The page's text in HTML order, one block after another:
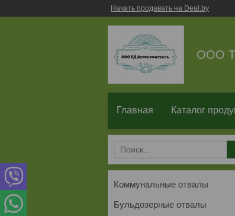
Начать продавать на Deal.by
ООО
Главная Каталог
Коммунальные отвалы
Бульдозерные отвалы